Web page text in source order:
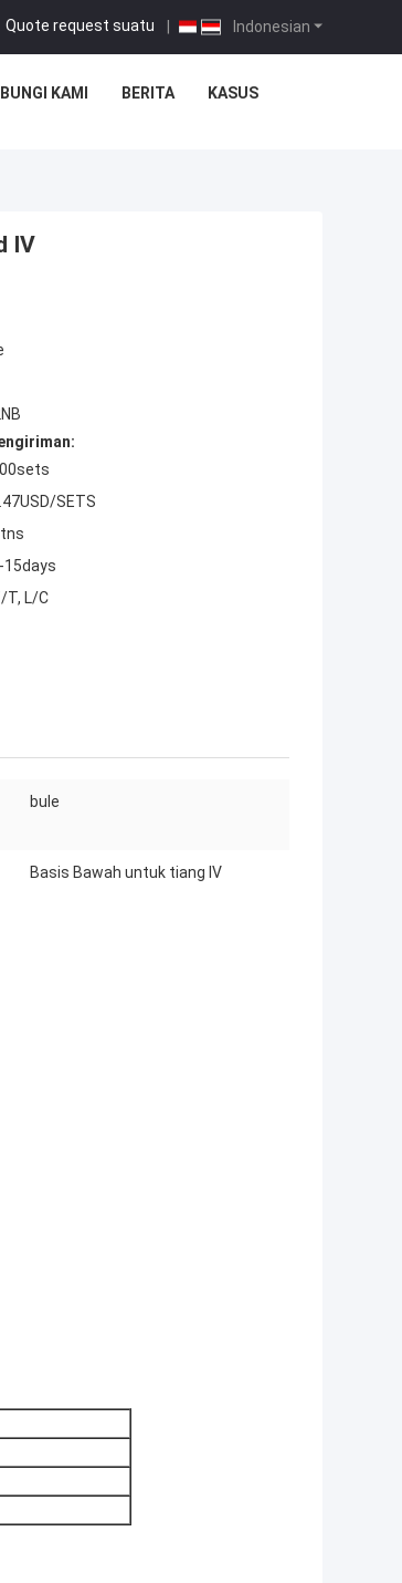
Indonesian
Quote request suatu |
KAMI BERITA KASUS
IV
SETS
15days
T, L/C
bule
Basis Bawah untuk tiang IV